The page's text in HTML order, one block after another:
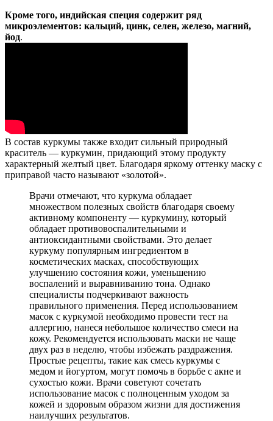
Кроме того, индийская специя содержит ряд
микроэлементов: кальций, цинк, селен, железо, магний,
йод.
В состав куркумы также входит сильный природный
краситель — куркумин, придающий этому продукту
характерный желтый цвет. Благодаря яркому оттенку маску с
приправой часто называют «золотой».
Врачи отмечают, что куркума обладает
множеством полезных свойств благодаря своему
активному компоненту — куркумину, который
обладает противовоспалительными и
антиоксидантными свойствами. Это делает
куркуму популярным ингредиентом в
косметических масках, способствующих
улучшению состояния кожи, уменьшению
воспалений и выравниванию тона. Однако
специалисты подчеркивают важность
правильного применения. Перед использованием
масок с куркумой необходимо провести тест на
аллергию, нанеся небольшое количество смеси на
кожу. Рекомендуется использовать маски не чаще
двух раз в неделю, чтобы избежать раздражения.
Простые рецепты, такие как смесь куркумы с
медом и йогуртом, могут помочь в борьбе с акне и
сухостью кожи. Врачи советуют сочетать
использование масок с полноценным уходом за
кожей и здоровым образом жизни для достижения
наилучших результатов.